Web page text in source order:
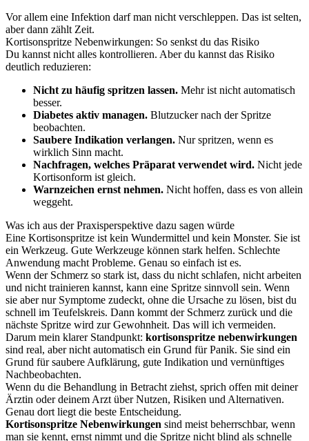
Vor allem eine Infektion darf man nicht verschleppen. Das ist selten,
aber dann zählt Zeit.
Kortisonspritze Nebenwirkungen: So senkst du das Risiko
Du kannst nicht alles kontrollieren. Aber du kannst das Risiko
deutlich reduzieren:
Nicht zu häufig spritzen lassen. Mehr ist nicht automatisch
besser.
Diabetes aktiv managen. Blutzucker nach der Spritze
beobachten.
Saubere Indikation verlangen. Nur spritzen, wenn es
wirklich Sinn macht.
Nachfragen, welches Präparat verwendet wird. Nicht jede
Kortisonform ist gleich.
Warnzeichen ernst nehmen. Nicht hoffen, dass es von allein
weggeht.
Was ich aus der Praxisperspektive dazu sagen würde
Eine Kortisonspritze ist kein Wundermittel und kein Monster. Sie ist
ein Werkzeug. Gute Werkzeuge können stark helfen. Schlechte
Anwendung macht Probleme. Genau so einfach ist es.
Wenn der Schmerz so stark ist, dass du nicht schlafen, nicht arbeiten
und nicht trainieren kannst, kann eine Spritze sinnvoll sein. Wenn
sie aber nur Symptome zudeckt, ohne die Ursache zu lösen, bist du
schnell im Teufelskreis. Dann kommt der Schmerz zurück und die
nächste Spritze wird zur Gewohnheit. Das will ich vermeiden.
Darum mein klarer Standpunkt: kortisonspritze nebenwirkungen
sind real, aber nicht automatisch ein Grund für Panik. Sie sind ein
Grund für saubere Aufklärung, gute Indikation und vernünftiges
Nachbeobachten.
Wenn du die Behandlung in Betracht ziehst, sprich offen mit deiner
Ärztin oder deinem Arzt über Nutzen, Risiken und Alternativen.
Genau dort liegt die beste Entscheidung.
Kortisonspritze Nebenwirkungen sind meist beherrschbar, wenn
man sie kennt, ernst nimmt und die Spritze nicht blind als schnelle